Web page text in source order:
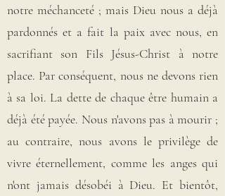
notre méchanceté ; mais Dieu nous a déjà
pardonnés et a fait la paix avec nous, en
sacrifiant son Fils Jésus-Christ à notre
place. Par conséquent, nous ne devons rien
à sa loi. La dette de chaque être humain a
déjà été payée. Nous n'avons pas à mourir ;
au contraire, nous avons le privilège de
vivre éternellement, comme les anges qui
n'ont jamais désobéi à Dieu. Et bientôt,